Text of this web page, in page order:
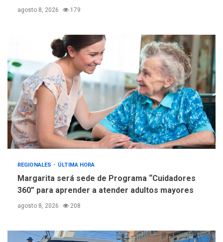
trabajan en diplomado para
creación y manejo de
estadísticas de turismo
agosto 8, 2026 179
REGIONALES ÚLTIMA HORA
Margarita será sede de Programa “Cuidadores
360” para aprender a atender adultos mayores
agosto 8, 2026 208